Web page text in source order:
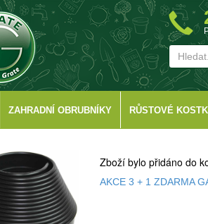
ZAHRADNÍ OBRUBNÍKY RŮSTOVÉ
Zboží bylo přidáno do
AKCE 3 + 1 ZDARMA